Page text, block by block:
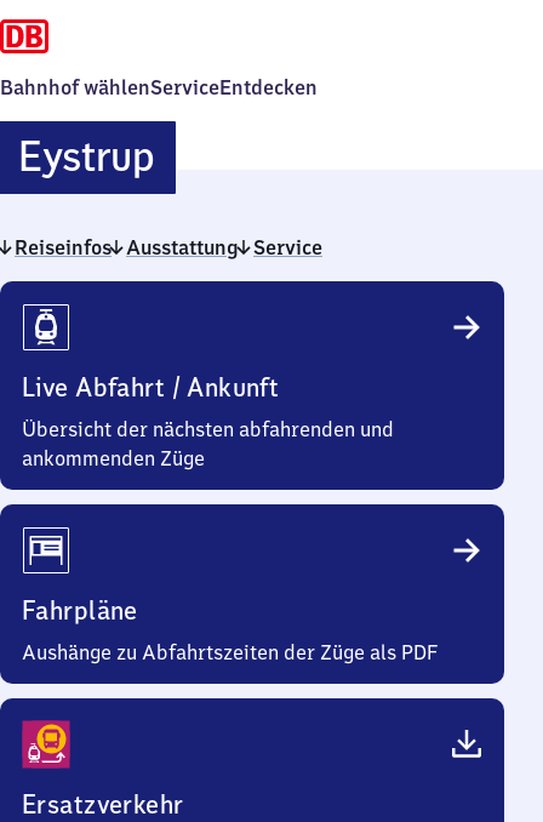
Bahnhof wählenServiceEntdecken
EystrupEystrup
Reiseinfos Ausstattung Service
Reiseinfos
Live Abfahrt / Ankunft
Übersicht der nächsten abfahrenden und
ankommenden Züge
Fahrpläne
Aushänge zu Abfahrtszeiten der Züge als PDF
Ersatzverkehr